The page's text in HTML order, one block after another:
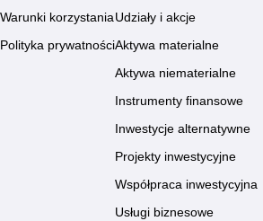
Warunki korzystania
Polityka prywatności
Udziały i akcje
Aktywa materialne
Aktywa niematerialne
Instrumenty finansowe
Inwestycje alternatywne
Projekty inwestycyjne
Współpraca inwestycyjna
Usługi biznesowe